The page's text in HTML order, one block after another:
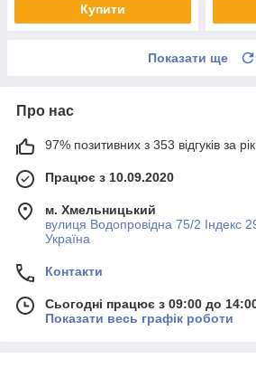
Купити
Показати ще
Про нас
97% позитивних з 353 відгуків за рік
Працює з 10.09.2020
м. Хмельницький
вулиця Водопровідна 75/2 Індекс
Україна
Контакти
Сьогодні працює з 09:00 до
Показати весь графік роботи